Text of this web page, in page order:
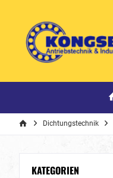
Dichtungstechnik
KATEGORIEN